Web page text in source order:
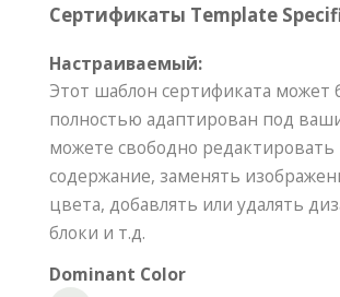
Сертификаты Template
Настраиваемый:
Этот шаблон сертификата может
полностью адаптирован под
можете свободно редактировать
содержание, заменять
цвета, добавлять или удалять
блоки и т.д.
Dominant Color